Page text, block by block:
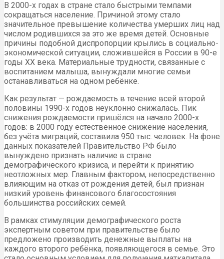
В 2000-х годах в стране стало быстрыми темпами
сокращаться население. Причиной этому стало
значительное превышение количества умерших лиц над
числом родившихся за это же время детей. Основные
причины подобной диспропорции крылись в социально-
экономической ситуации, сложившейся в России в 90-е
годы ХХ века. Материальные трудности, связанные с
воспитанием малыша, вынуждали многие семьи
останавливаться на одном ребёнке.
Как результат — рождаемость в течение всей второй
половины 1990-х годов неуклонно снижалась. Пик
снижения рождаемости пришёлся на начало 2000-х
годов: в 2000 году естественное снижение населения,
без учёта миграций, составила 950 тыс. человек. На фоне
данных показателей Правительство РФ было
вынуждено признать наличие в стране
демографического кризиса, и перейти к принятию
неотложных мер. Главным фактором, непосредственно
влияющим на отказ от рождения детей, был признан
низкий уровень финансового благосостояния
большинства российских семей.
В рамках стимуляции демографического роста
экспертным советом при правительстве было
предложено производить денежные выплаты на
каждого второго ребёнка, появляющегося в семье. Это